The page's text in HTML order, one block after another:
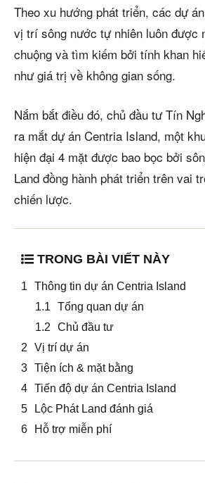
Theo xu hướng phát triển, các dự
vị trí sông nước tự nhiên luôn được
chuộng và tìm kiếm bởi tính khan
như giá trị về không gian sống.
Nắm bắt điều đó, chủ đầu tư Tín
ra mắt dự án Centria Island, một
hiện đại 4 mặt được bao bọc bởi
Land đồng hành phát triển trên vai
chiến lược.
TRONG BÀI VIẾT NÀY
Thông tin dự án Centria Island
Tổng quan dự án
Chủ đầu tư
Vị trí dự án
Tiện ích & mặt bằng
Tiến độ dự án Centria Island
Lộc Phát Land đánh giá
Hỗ trợ miễn phí